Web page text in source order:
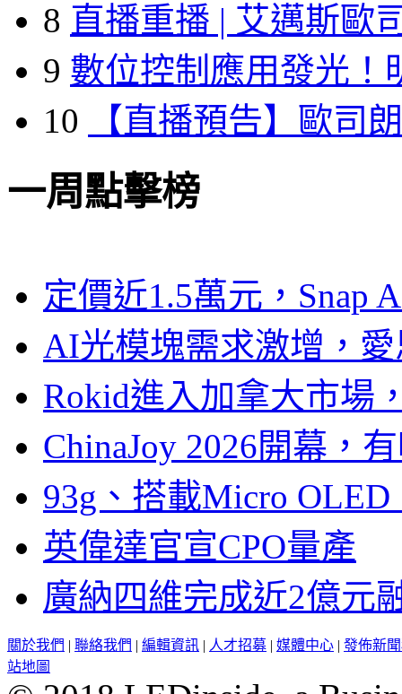
8 直播重播 | 艾邁斯歐
9 數位控制應用發光！
10
【直播預告】歐司
一周點擊榜
定價近1.5萬元，Snap
AI光模塊需求激增，
Rokid進入加拿大市場
ChinaJoy 2026開幕，
93g、搭載Micro
英偉達官宣CPO量產
廣納四維完成近2億元
關於我們 | 聯絡我們 | 編輯資訊 | 人才招募 | 媒體中心 | 發佈新
站地圖